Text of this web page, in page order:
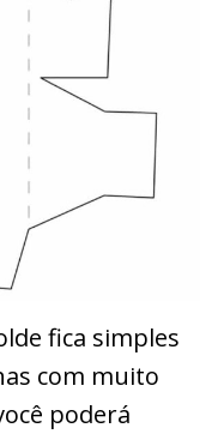
fica simples
com muito
poderá